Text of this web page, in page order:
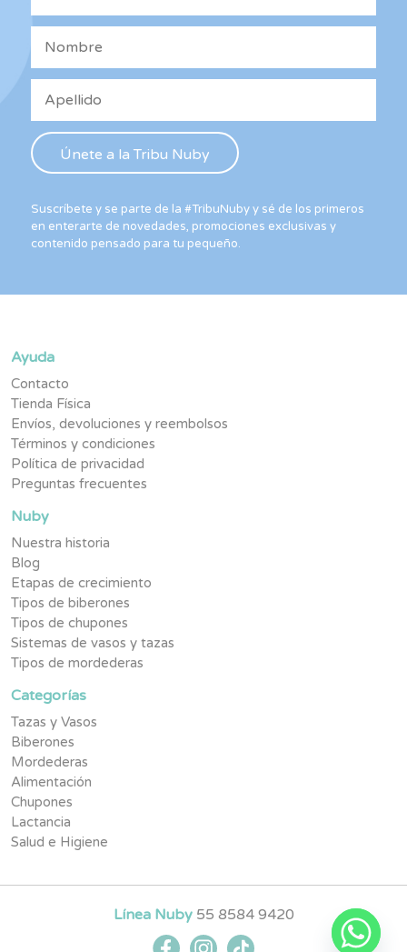
Suscríbete y se parte de la #TribuNuby y sé de los primeros
en enterarte de novedades, promociones exclusivas y
contenido pensado para tu pequeño.
Ayuda
Contacto
Tienda Física
Envíos, devoluciones y reembolsos
Términos y condiciones
Política de privacidad
Preguntas frecuentes
Nuby
Nuestra historia
Blog
Etapas de crecimiento
Tipos de biberones
Tipos de chupones
Sistemas de vasos y tazas
Tipos de mordederas
Categorías
Tazas y Vasos
Biberones
Mordederas
Alimentación
Chupones
Lactancia
Salud e Higiene
Línea Nuby 55 8584 9420